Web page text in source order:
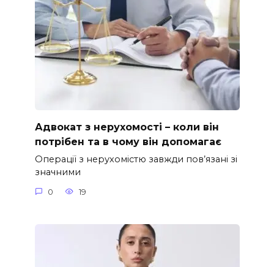
Адвокат з нерухомості – коли він
потрібен та в чому він допомагає
Операції з нерухомістю завжди пов’язані зі
значними
0 19